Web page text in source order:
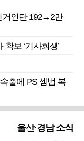
거인단 192→2만
보 ‘기사회생’
출에 PS 셈법 복
울산·경남 소식